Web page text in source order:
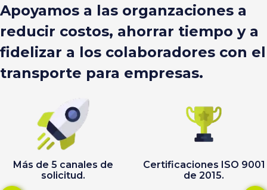
Apoyamos a las organzaciones a
reducir costos, ahorrar tiempo y a
fidelizar a los colaboradores con el
transporte para empresas.
Más de 5 canales de
solicitud.
Certificaciones ISO 9001
de 2015.